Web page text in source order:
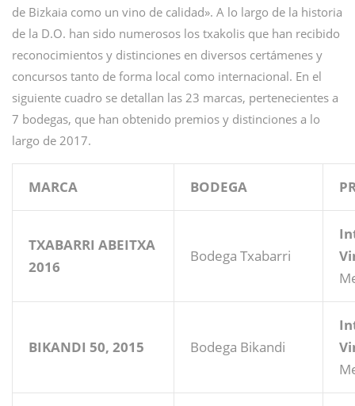
de Bizkaia como un vino de calidad». A lo largo de la historia
de la D.O. han sido numerosos los txakolis que han recibido
reconocimientos y distinciones en diversos certámenes y
concursos tanto de forma local como internacional. En el
siguiente cuadro se detallan las 23 marcas, pertenecientes a
7 bodegas, que han obtenido premios y distinciones a lo
largo de 2017.
MARCA BODEGA
TXABARRI ABEITXA
2016
Bodega Txabarri
BIKANDI 50, 2015 Bodega Bikandi